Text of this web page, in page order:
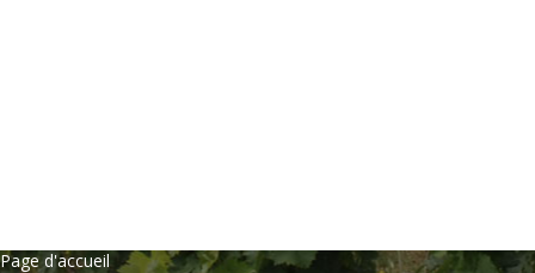
Page d'accueil